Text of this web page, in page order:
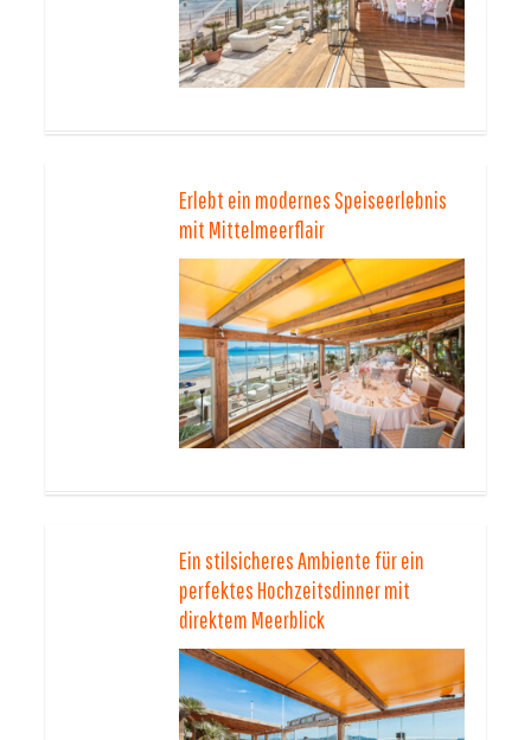
Erlebt ein modernes Speiseerlebnis
mit Mittelmeerflair
Ein stilsicheres Ambiente für ein
perfektes Hochzeitsdinner mit
direktem Meerblick